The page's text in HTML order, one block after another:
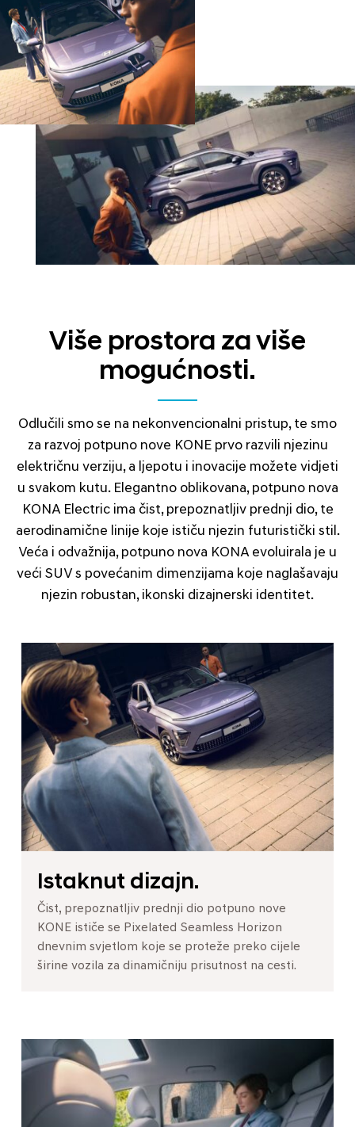
Više prostora za više
mogućnosti.
Odlučili smo se na nekonvencionalni pristup, te smo
za razvoj potpuno nove KONE prvo razvili njezinu
električnu verziju, a ljepotu i inovacije možete vidjeti
u svakom kutu. Elegantno oblikovana, potpuno nova
KONA Electric ima čist, prepoznatljiv prednji dio, te
aerodinamične linije koje ističu njezin futuristički stil.
Veća i odvažnija, potpuno nova KONA evoluirala je u
veći SUV s povećanim dimenzijama koje naglašavaju
njezin robustan, ikonski dizajnerski identitet.
Istaknut dizajn.
Čist, prepoznatljiv prednji dio potpuno nove
KONE ističe se Pixelated Seamless Horizon
dnevnim svjetlom koje se proteže preko cijele
širine vozila za dinamičniju prisutnost na cesti.